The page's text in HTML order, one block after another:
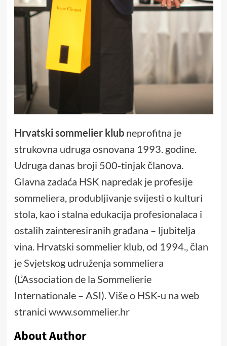
Hrvatski sommelier klub neprofitna je
strukovna udruga osnovana 1993. godine.
Udruga danas broji 500-tinjak članova.
Glavna zadaća HSK napredak je profesije
sommeliera, produbljivanje svijesti o kulturi
stola, kao i stalna edukacija profesionalaca i
ostalih zainteresiranih građana – ljubitelja
vina. Hrvatski sommelier klub, od 1994., član
je Svjetskog udruženja sommeliera
(L’Association de la Sommelierie
Internationale – ASI). Više o HSK-u na web
stranici www.sommelier.hr
About Author